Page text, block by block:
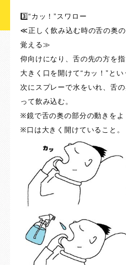
3️⃣“カッ！”スワロー
≪正しく飲み込む時の舌の奥
覚える≫
仰向けになり、舌の先の方を指
大きく口を開けて“カッ！”とい
次にスプレーで水をいれ、舌
って飲み込む。
※鏡で舌の奥の部分の動きをよ
※口は大きく開けていること。